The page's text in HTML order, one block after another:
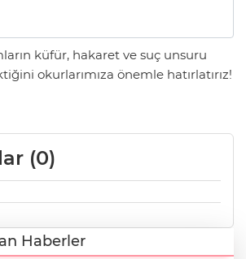
küfür, hakaret ve suç unsuru
okurlarımıza önemle hatırlatırız!
(0)
Haberler